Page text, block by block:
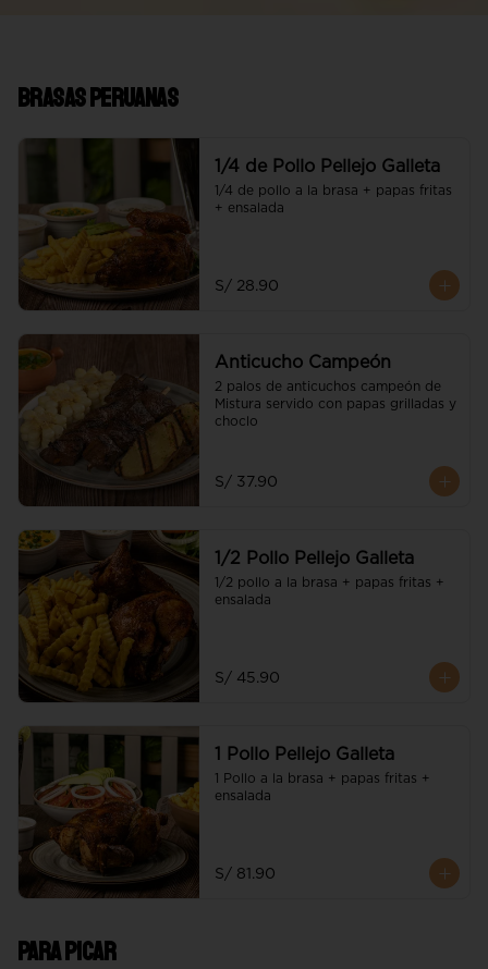
Brasas Peruanas
1/4 de Pollo Pellejo Galleta
1/4 de pollo a la brasa + papas fritas
+ ensalada
S/ 28.90
Anticucho Campeón
2 palos de anticuchos campeón de
Mistura servido con papas grilladas y
choclo
S/ 37.90
1/2 Pollo Pellejo Galleta
1/2 pollo a la brasa + papas fritas +
ensalada
S/ 45.90
1 Pollo Pellejo Galleta
1 Pollo a la brasa + papas fritas +
ensalada
S/ 81.90
Para picar